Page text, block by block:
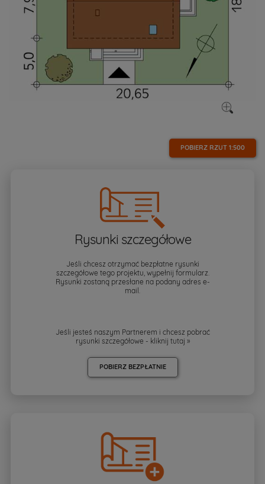
POBIERZ RZUT 1:500
Rysunki szczegółowe
Jeśli chcesz otrzymać bezpłatne rysunki
szczegółowe tego projektu, wypełnij formularz.
Rysunki zostaną przesłane na podany adres e-
mail.
Jeśli jesteś naszym Partnerem i chcesz pobrać
rysunki szczegółowe - kliknij tutaj »
POBIERZ BEZPŁATNIE